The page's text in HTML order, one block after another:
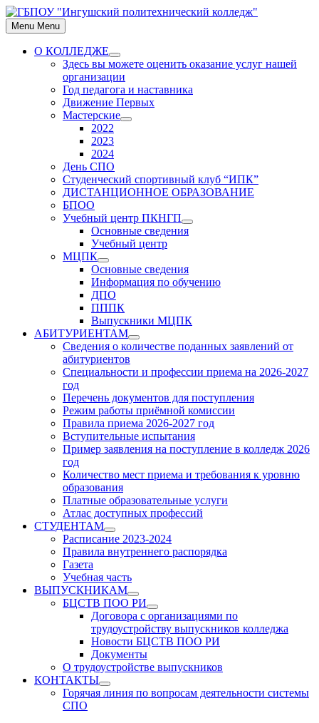
Skip
to
content
Menu Menu
О КОЛЛЕДЖЕ
Show
sub
menu
Здесь вы можете оценить оказание услуг нашей
организации
Год педагога и наставника
Движение Первых
Мастерские
Show
2022
2023
2024
День СПО
Студенческий спортивный клуб “ИПК”
ДИСТАНЦИОННОЕ ОБРАЗОВАНИЕ
БПОО
Учебный центр ПКНГП
Show
sub
Основные сведения
Учебный центр
МЦПК
Show
sub
menu
Основные сведения
Информация по обучению
ДПО
ПППК
Выпускники МЦПК
АБИТУРИЕНТАМ
Show
sub
Сведения о количестве поданных заявлений от
абитуриентов
Специальности и профессии приема на 2026-2027
год
Перечень документов для поступления
Режим работы приёмной комиссии
Правила приема 2026-2027 год
Вступительные испытания
Пример заявления на поступление в колледж 2026
год
Количество мест приема и требования к уровню
образования
Платные образовательные услуги
Атлас доступных профессий
СТУДЕНТАМ
Show
sub
menu
Расписание 2023-2024
Правила внутреннего распорядка
Газета
Учебная часть
ВЫПУСКНИКАМ
Show
sub
menu
БЦСТВ ПОО РИ
Show
sub
menu
Договора с организациями по
трудоустройству выпускников колледжа
Новости БЦСТВ ПОО РИ
Документы
О трудоустройстве выпускников
КОНТАКТЫ
Show
sub
Горячая линия по вопросам деятельности системы
СПО